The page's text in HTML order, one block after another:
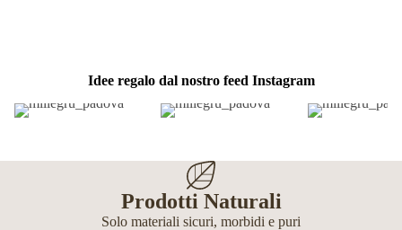
Idee regalo dal nostro feed Instagram
Prodotti Naturali
Solo materiali sicuri, morbidi e puri